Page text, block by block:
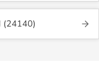
(24140)